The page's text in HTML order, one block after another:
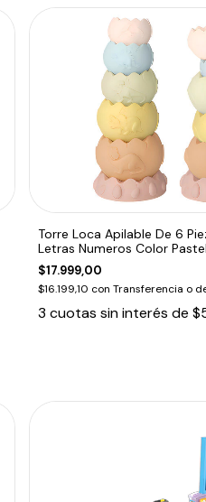
Torre Loca Apilable De 6
Letras Numeros Color
$17.999,00
$16.199,10 con Transferencia o
3 cuotas sin interés de